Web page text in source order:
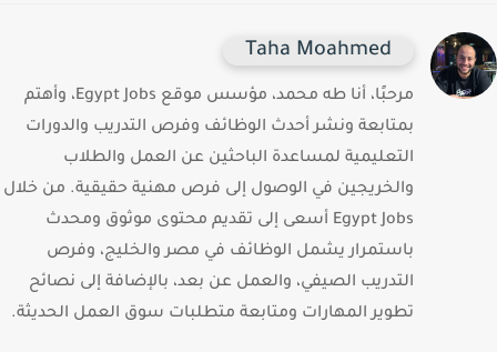
Taha Moahmed
مرحبًا، أنا طه محمد، مؤسس موقع Egypt Jobs، وأهتم
بمتابعة ونشر أحدث الوظائف وفرص التدريب والدورات
التعليمية لمساعدة الباحثين عن العمل والطلاب
والخريجين في الوصول إلى فرص مهنية حقيقية. من خلال
Egypt Jobs أسعى إلى تقديم محتوى موثوق ومحدث
باستمرار يشمل الوظائف في مصر والخليج، وفرص
التدريب الصيفي، والعمل عن بعد، بالإضافة إلى نصائح
تطوير المهارات ومتابعة متطلبات سوق العمل الحديثة.